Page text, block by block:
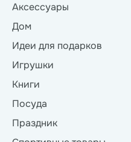
Аксессуары
Дом
Идеи для подарков
Игрушки
Книги
Посуда
Праздник